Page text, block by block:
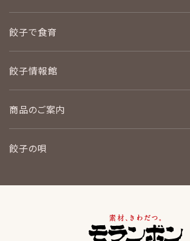
餃子で食育
餃子情報館
商品のご案内
餃子の唄